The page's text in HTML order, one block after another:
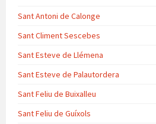
Sant Antoni de Calonge
Sant Climent Sescebes
Sant Esteve de Llémena
Sant Esteve de Palautordera
Sant Feliu de Buixalleu
Sant Feliu de Guíxols